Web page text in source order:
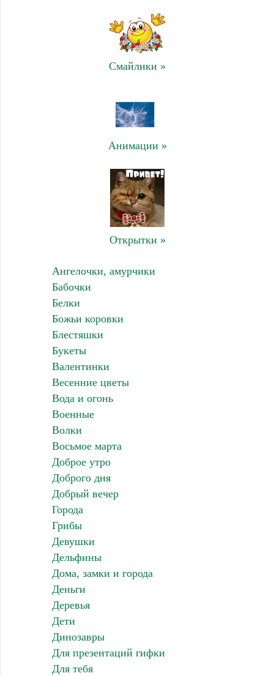
Смайлики »
Анимации »
Открытки »
Ангелочки, амурчики
Бабочки
Белки
Божьи коровки
Блестяшки
Букеты
Валентинки
Весенние цветы
Вода и огонь
Военные
Волки
Восьмое марта
Доброе утро
Доброго дня
Добрый вечер
Города
Грибы
Девушки
Дельфины
Дома, замки и города
Деньги
Деревья
Дети
Динозавры
Для презентаций гифки
Для тебя